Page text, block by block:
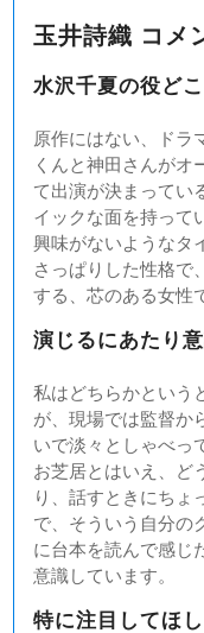
玉井詩織 コメ
水沢千夏の役ど
原作にはない、ドラ
くんと神田さんがオ
て出演が決まってい
イックな面を持って
興味がないようなタ
さっぱりした性格で
する、芯のある女性
演じるにあたり
私はどちらかという
が、現場では監督か
いで淡々としゃべっ
お芝居とはいえ、ど
り、話すときにちょ
で、そういう自分の
に台本を読んで感じ
意識しています。
特に注目してほ